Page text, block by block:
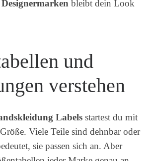
bleibt dein Look
und
verstehen
Labels startest du mit
Viele Teile sind dehnbar oder
sie passen sich an. Aber